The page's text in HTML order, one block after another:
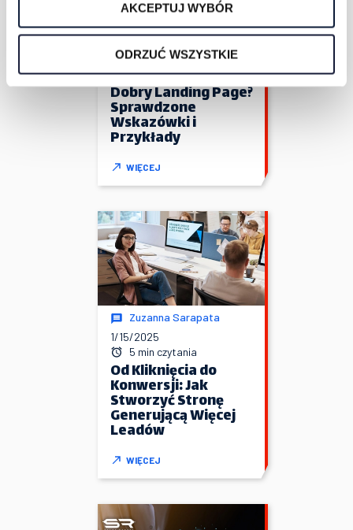
AKCEPTUJ WYBÓR
ODRZUĆ WSZYSTKIE
Zuzanna Sarapata
5 min czytania
Jak Zaprojektować
Dobry Landing Page?
Sprawdzone
Wskazówki i
Przykłady
WIĘCEJ
Zuzanna Sarapata
1/15/2025
5 min czytania
Od Kliknięcia do
Konwersji: Jak
Stworzyć Stronę
Generującą Więcej
Leadów
WIĘCEJ